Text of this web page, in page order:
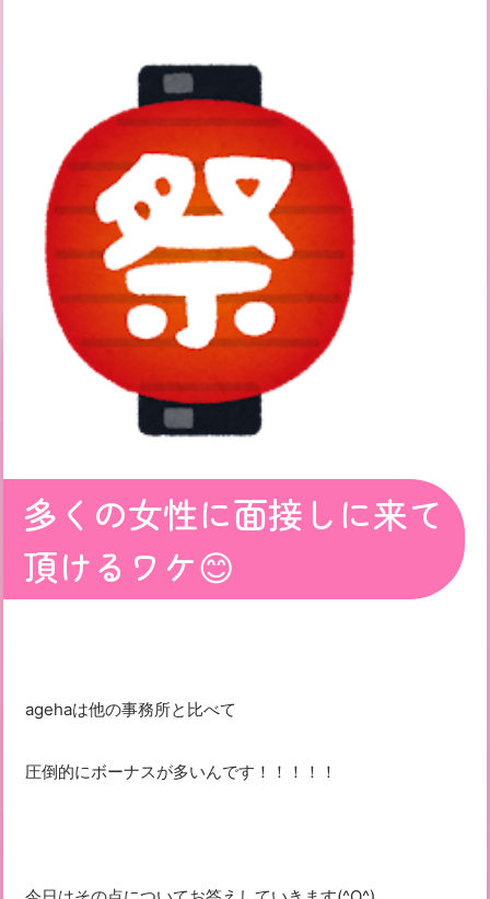
多くの女性に面接しに来て
頂けるワケ😊
agehaは他の事務所と比べて
圧倒的にボーナスが多いんです！！！！！